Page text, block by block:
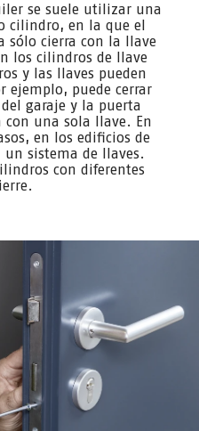
se suele utilizar una
cilindro, en la que el
sólo cierra con la llave
los cilindros de llave
y las llaves pueden
ejemplo, puede cerrar
garaje y la puerta
con una sola llave. En
en los edificios de
sistema de llaves.
con diferentes